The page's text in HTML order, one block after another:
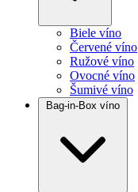
Biele víno
Červené víno
Ružové víno
Ovocné víno
Šumivé víno
Bag-in-Box víno